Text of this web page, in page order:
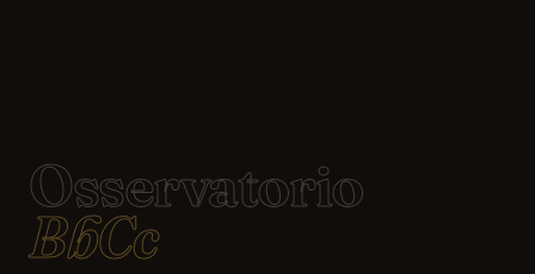
Osservatorio
BbCc